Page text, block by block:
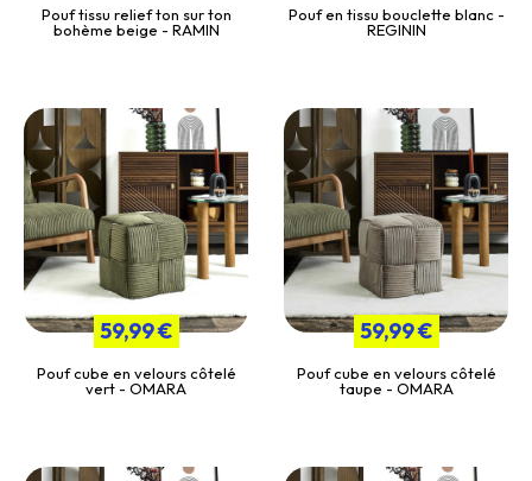
Pouf tissu relief ton sur ton
bohème beige - RAMIN
Pouf en tissu bouclette blanc -
REGININ
59,99 €
Pouf cube en velours côtelé
vert - OMARA
59,99 €
Pouf cube en velours côtelé
taupe - OMARA